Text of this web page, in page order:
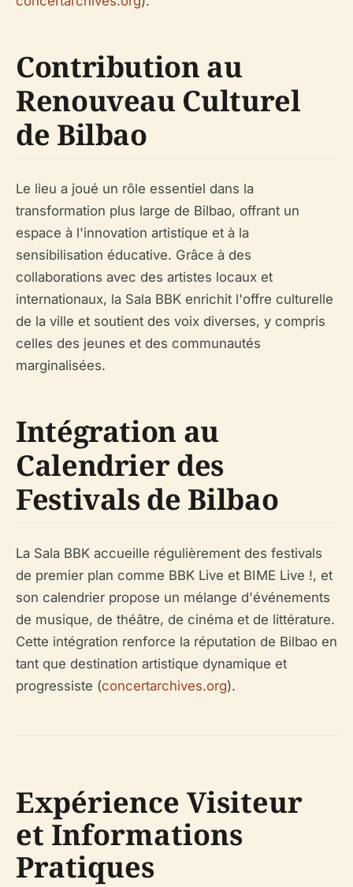
Contribution au
Renouveau Culturel
de Bilbao
Le lieu a joué un rôle essentiel dans la
transformation plus large de Bilbao, offrant un
espace à l'innovation artistique et à la
sensibilisation éducative. Grâce à des
collaborations avec des artistes locaux et
internationaux, la Sala BBK enrichit l'offre culturelle
de la ville et soutient des voix diverses, y compris
celles des jeunes et des communautés
marginalisées.
Intégration au
Calendrier des
Festivals de Bilbao
La Sala BBK accueille régulièrement des festivals
de premier plan comme BBK Live et BIME Live !, et
son calendrier propose un mélange d'événements
de musique, de théâtre, de cinéma et de littérature.
Cette intégration renforce la réputation de Bilbao en
tant que destination artistique dynamique et
progressiste (concertarchives.org).
Expérience Visiteur
et Informations
Pratiques